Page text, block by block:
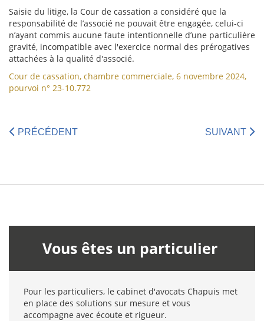
Saisie du litige, la Cour de cassation a considéré que la
responsabilité de l’associé ne pouvait être engagée, celui-ci
n’ayant commis aucune faute intentionnelle d’une particulière
gravité, incompatible avec l'exercice normal des prérogatives
attachées à la qualité d'associé.
Cour de cassation, chambre commerciale, 6 novembre 2024,
pourvoi n° 23-10.772
PRÉCÉDENT SUIVANT
Vous êtes un particulier
Pour les particuliers, le cabinet d'avocats Chapuis met
en place des solutions sur mesure et vous
accompagne avec écoute et rigueur.